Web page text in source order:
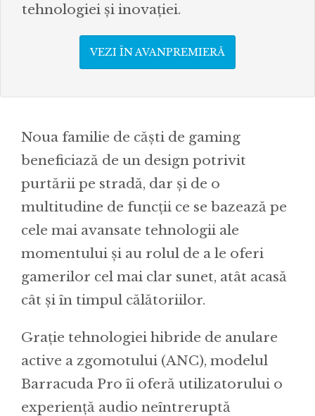
tehnologiei și inovației.
VEZI ÎN AVANPREMIERĂ
Noua familie de căști de gaming
beneficiază de un design potrivit
purtării pe stradă, dar și de o
multitudine de funcții ce se bazează pe
cele mai avansate tehnologii ale
momentului și au rolul de a le oferi
gamerilor cel mai clar sunet, atât acasă
cât și în timpul călătoriilor.
Grație tehnologiei hibride de anulare
active a zgomotului (ANC), modelul
Barracuda Pro îi oferă utilizatorului o
experiență audio neîntreruptă